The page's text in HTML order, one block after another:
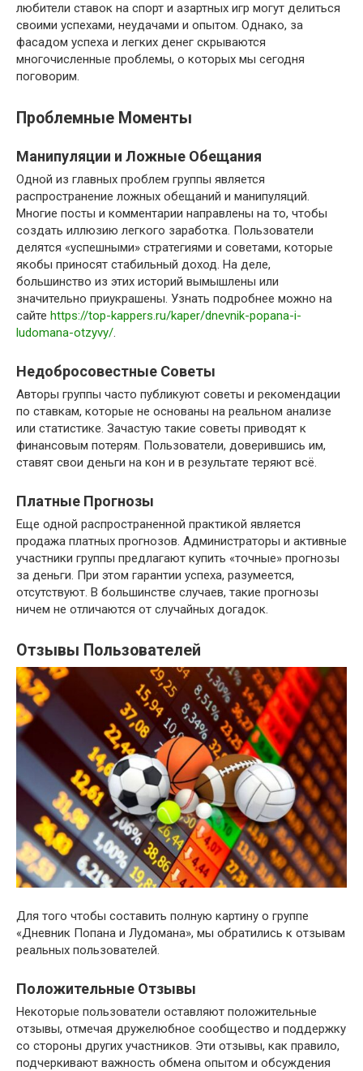
любители ставок на спорт и азартных игр могут делиться
своими успехами, неудачами и опытом. Однако, за
фасадом успеха и легких денег скрываются
многочисленные проблемы, о которых мы сегодня
поговорим.
Проблемные Моменты
Манипуляции и Ложные Обещания
Одной из главных проблем группы является
распространение ложных обещаний и манипуляций.
Многие посты и комментарии направлены на то, чтобы
создать иллюзию легкого заработка. Пользователи
делятся «успешными» стратегиями и советами, которые
якобы приносят стабильный доход. На деле,
большинство из этих историй вымышлены или
значительно приукрашены. Узнать подробнее можно на
сайте https://top-kappers.ru/kaper/dnevnik-popana-i-
ludomana-otzyvy/
Недобросовестные Советы
Авторы группы часто публикуют советы и рекомендации
по ставкам, которые не основаны на реальном анализе
или статистике. Зачастую такие советы приводят к
финансовым потерям. Пользователи, доверившись им,
ставят свои деньги на кон и в результате теряют всё.
Платные Прогнозы
Еще одной распространенной практикой является
продажа платных прогнозов. Администраторы и активные
участники группы предлагают купить «точные» прогнозы
за деньги. При этом гарантии успеха, разумеется,
отсутствуют. В большинстве случаев, такие прогнозы
ничем не отличаются от случайных догадок.
Отзывы Пользователей
Для того чтобы составить полную картину о группе
«Дневник Попана и Лудомана», мы обратились к отзывам
реальных пользователей.
Положительные Отзывы
Некоторые пользователи оставляют положительные
отзывы, отмечая дружелюбное сообщество и поддержку
со стороны других участников. Эти отзывы, как правило,
подчеркивают важность обмена опытом и обсуждения